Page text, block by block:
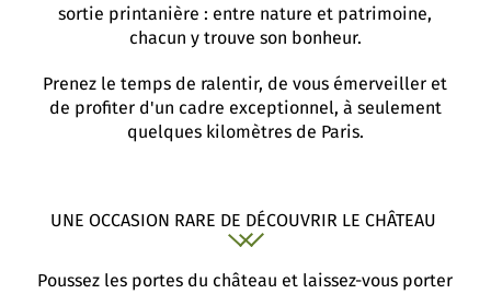
sortie printanière : entre nature et patrimoine,
chacun y trouve son bonheur.
Prenez le temps de ralentir, de vous émerveiller et
de profiter d'un cadre exceptionnel, à seulement
quelques kilomètres de Paris.
UNE OCCASION RARE DE DÉCOUVRIR LE CHÂTEAU
Poussez les portes du château et laissez-vous porter